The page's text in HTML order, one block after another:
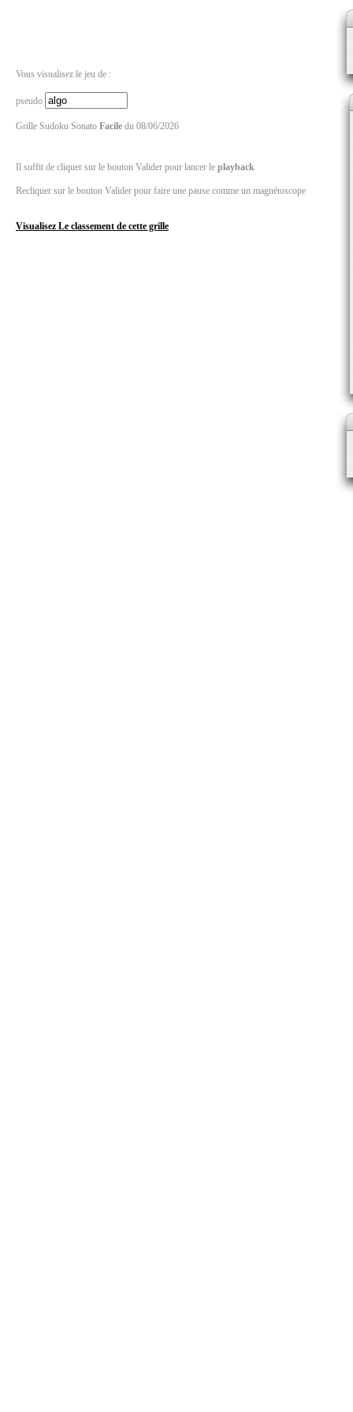
Vous visualisez le jeu de :
pseudo
Grille Sudoku Sonato Facile du 08/06/2026
Il suffit de cliquer sur le bouton Valider pour lancer le playback
Recliquer sur le bouton Valider pour faire une pause comme un magnétoscope
Visualisez Le classement de cette grille